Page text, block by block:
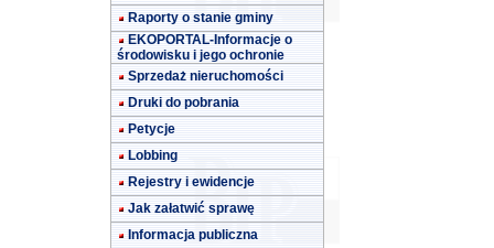
Raporty o stanie gminy
EKOPORTAL-Informacje o
środowisku i jego ochronie
Sprzedaż nieruchomości
Druki do pobrania
Petycje
Lobbing
Rejestry i ewidencje
Jak załatwić sprawę
Informacja publiczna